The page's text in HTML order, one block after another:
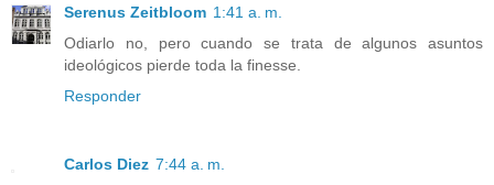
Serenus Zeitbloom 1:41 a. m.
Odiarlo no, pero cuando se trata de algunos asuntos
ideológicos pierde toda la finesse.
Responder
Carlos Diez 7:44 a. m.